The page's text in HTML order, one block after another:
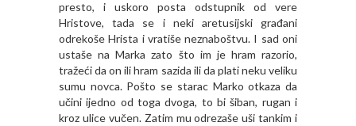
presto, i uskoro posta odstupnik od vere
Hristove, tada se i neki aretusijski građani
odrekoše Hrista i vratiše neznaboštvu. I sad oni
ustaše na Marka zato što im je hram razorio,
tražeći da on ili hram sazida ili da plati neku veliku
sumu novca. Pošto se starac Marko otkaza da
učini ijedno od toga dvoga, to bi šiban, rugan i
kroz ulice vučen. Zatim mu odrezaše uši tankim i